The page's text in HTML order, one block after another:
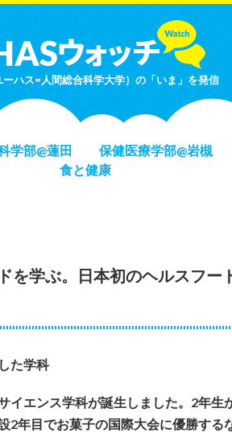
ーハス=人間総合科学大学）の「いま」を発信
学部@蓮田 保健医療学部@岩槻
食と健康
を学ぶ。日本初のヘルスフー
た学科
エンス学科が誕生しました。2年
年目でお菓子の国際大会に優勝する